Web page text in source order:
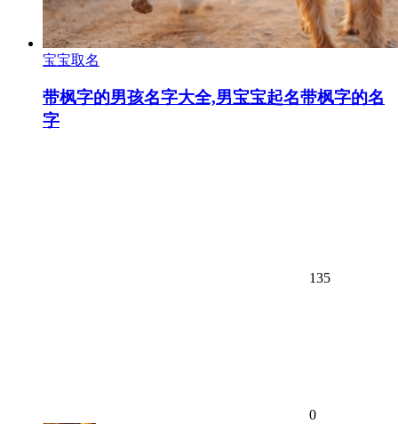
宝宝取名
带枫字的男孩名字大全,男宝宝起名带枫字的名
字
135
0